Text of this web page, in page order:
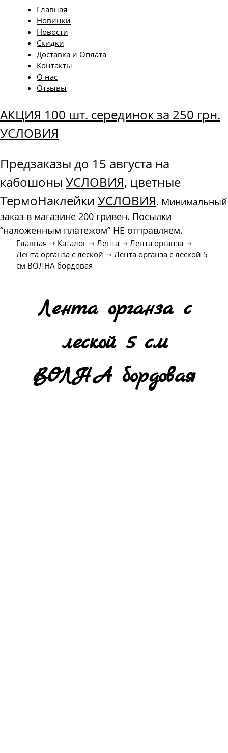
Главная
Новинки
Новости
Скидки
Доставка и Оплата
Контакты
О нас
Отзывы
АКЦИЯ 100 шт. серединок за 250 грн.
УСЛОВИЯ
Предзаказы до 15 августа на
кабошоны УСЛОВИЯ, цветные
ТермоНаклейки УСЛОВИЯ. Минимальный
заказ в магазине 200 гривен. Посылки
“наложенным платежом” НЕ отправляем.
Главная ⇾ Каталог⇾ Лента ⇾ Лента органза ⇾
Лента органза с леской ⇾ Лента органза с леской 5
см ВОЛНА бордовая
Лента органза с
леской 5 см
ВОЛНА бордовая